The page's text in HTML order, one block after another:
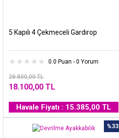
5 Kapılı 4 Çekmeceli Gardırop
0.0 Puan - 0 Yorum
28.800,00 TL
18.100,00 TL
Havale Fiyatı : 15.385,00 TL
%33